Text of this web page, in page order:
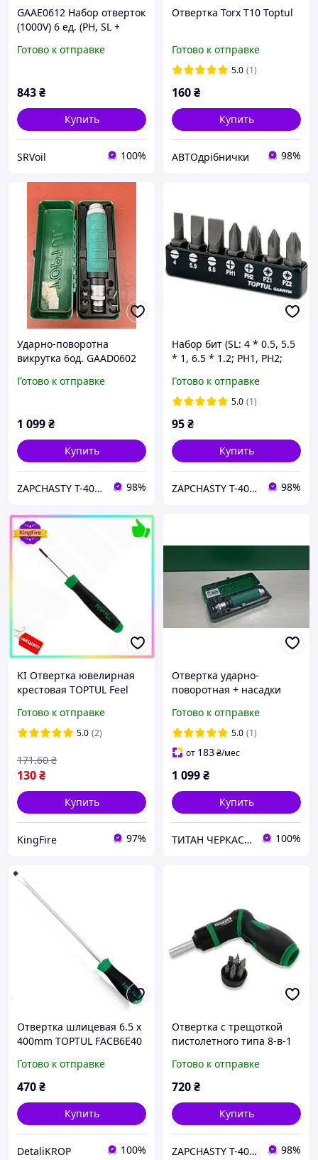
GAAE0612 Набор отверток
(1000V) 6 ед. (PH, SL +
Готово к отправке
843₴
Купить
SRVoil 100%
Отвертка Torx T10 Toptul
Готово к отправке
5.0 (1)
160₴
Купить
АВТОдрібнички 98%
Ударно-поворотна
викрутка 6од. GAAD0602
Готово к отправке
1 099₴
Купить
ZAPCHASTY T-40 KHARKIV UA 98%
Набор бит (SL: 4 * 0.5, 5.5
* 1, 6.5 * 1.2; PH1, PH2;
GAAV0704
Готово к отправке
5.0 (1)
95₴
Купить
ZAPCHASTY T-40 KHARKIV UA 98%
KI Отвертка ювелирная
крестовая TOPTUL Feel
работ и мелких деталей
прецизионный FIR41_R
Готово к отправке
5.0 (2)
130₴
171.60 ₴
Купить
KingFire 97%
Отвертка ударно-
поворотная + насадки
Готово к отправке
5.0 (1)
от 183₴/мес
1 099₴
Купить
ТИТАН ЧЕРКАСИ ЗАПЧАСТИНИ 100%
Отвертка шлицевая 6.5 x
400mm TOPTUL FACB6E40
Готово к отправке
470₴
Купить
DetaliKROP 100%
Отвертка с трещоткой
пистолетного типа 8-в-1
Готово к отправке
720₴
Купить
ZAPCHASTY T-40 KHARKIV UA 98%